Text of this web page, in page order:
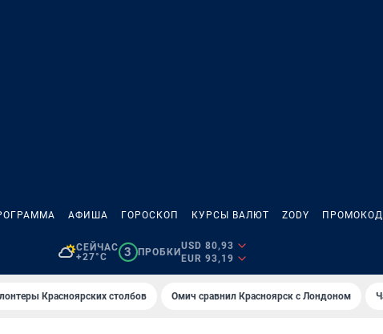
АФИША ГОРОСКОП КУРСЫ ВАЛЮТ ZODY
СЕЙЧАС
+27°C
3 ПРОБКИ
USD 80,93
EUR 93,19
Красноярских столбов Омич сравнил Красноярск с Лондоном